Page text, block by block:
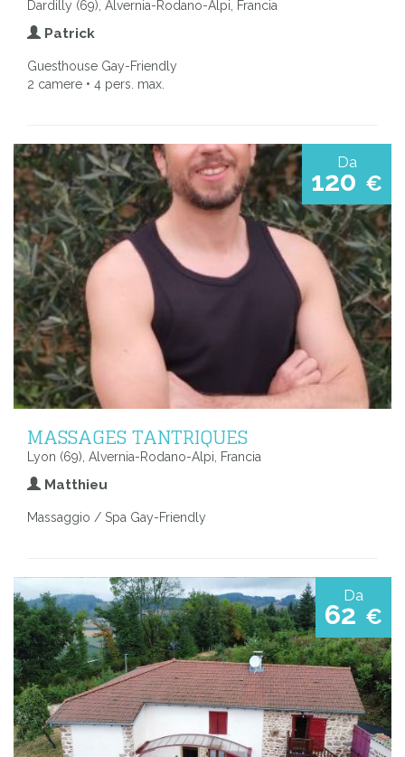
Dardilly (69), Alvernia-Rodano-Alpi, Francia
Patrick
Guesthouse Gay-Friendly
2 camere • 4 pers. max.
Da
120 €
MASSAGES TANTRIQUES
Lyon (69), Alvernia-Rodano-Alpi, Francia
Matthieu
Massaggio / Spa Gay-Friendly
Da
62 €